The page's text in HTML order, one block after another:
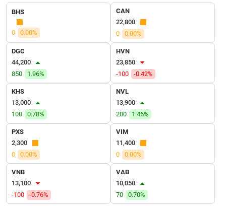
BHS
0 0.00%
CAN
22,800
0
0.00%
DGC
44,200
850
1.96%
HVN
23,850
-100
-0.42%
KHS
13,000
100
0.78%
NVL
13,900
200
1.46%
PXS
2,300
0
0.00%
VIM
11,400
0
0.00%
VNB
13,100
-100
-0.76%
VAB
10,050
70
0.70%
YẾU
CHĂM
SÓC
SỨC
KHỎE
TÀI
CHÍNH
CÔNG